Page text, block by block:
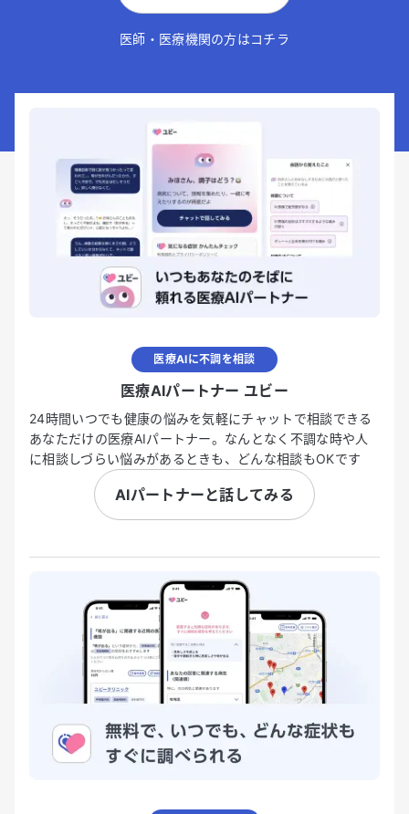
医師・医療機関の方はコチラ
医療AIに不調を相談
医療AIパートナー ユビー
24時間いつでも健康の悩みを気軽にチャットで相談できる
あなただけの医療AIパートナー。なんとなく不調な時や人
に相談しづらい悩みがあるときも、どんな相談もOKです
AIパートナーと話してみる